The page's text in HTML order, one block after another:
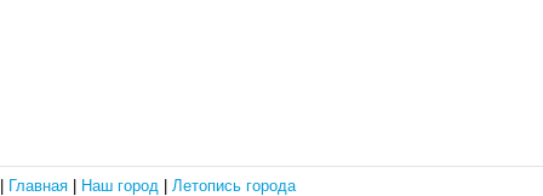
Главная Наш город Летопись города